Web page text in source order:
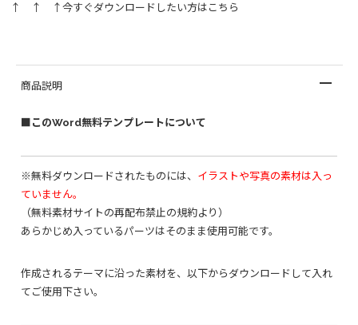
↑ ↑ ↑今すぐダウンロードしたい方はこちら
商品説明
■このWord無料テンプレートについて
※無料ダウンロードされたものには、 イラストや写真の素材は入っ
ていません。
（無料素材サイトの再配布禁止の規約より）
あらかじめ入っているパーツはそのまま使用可能です。
作成されるテーマに沿った素材を、以下からダウンロードして入れ
てご使用下さい。